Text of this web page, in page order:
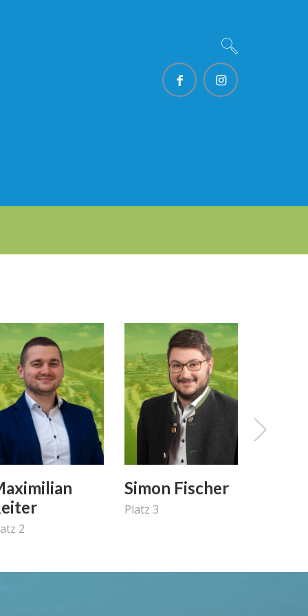
2
Simon Fischer
Platz 3